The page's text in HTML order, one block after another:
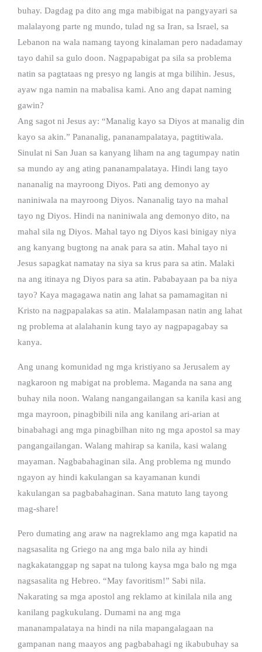
buhay. Dagdag pa dito ang mga mabibigat na pangyayari sa
malalayong parte ng mundo, tulad ng sa Iran, sa Israel, sa
Lebanon na wala namang tayong kinalaman pero nadadamay
tayo dahil sa gulo doon. Nagpapabigat pa sila sa problema
natin sa pagtataas ng presyo ng langis at mga bilihin. Jesus,
ayaw nga namin na mabalisa kami. Ano ang dapat naming
gawin?
Ang sagot ni Jesus ay: “Manalig kayo sa Diyos at manalig din
kayo sa akin.” Pananalig, pananampalataya, pagtitiwala.
Sinulat ni San Juan sa kanyang liham na ang tagumpay natin
sa mundo ay ang ating pananampalataya. Hindi lang tayo
nananalig na mayroong Diyos. Pati ang demonyo ay
naniniwala na mayroong Diyos. Nananalig tayo na mahal
tayo ng Diyos. Hindi na naniniwala ang demonyo dito, na
mahal sila ng Diyos. Mahal tayo ng Diyos kasi binigay niya
ang kanyang bugtong na anak para sa atin. Mahal tayo ni
Jesus sapagkat namatay na siya sa krus para sa atin. Malaki
na ang itinaya ng Diyos para sa atin. Pababayaan pa ba niya
tayo? Kaya magagawa natin ang lahat sa pamamagitan ni
Kristo na nagpapalakas sa atin. Malalampasan natin ang lahat
ng problema at alalahanin kung tayo ay nagpapagabay sa
kanya.
Ang unang komunidad ng mga kristiyano sa Jerusalem ay
nagkaroon ng mabigat na problema. Maganda na sana ang
buhay nila noon. Walang nangangailangan sa kanila kasi ang
mga mayroon, pinagbibili nila ang kanilang ari-arian at
binabahagi ang mga pinagbilhan nito ng mga apostol sa may
pangangailangan. Walang mahirap sa kanila, kasi walang
mayaman. Nagbabahaginan sila. Ang problema ng mundo
ngayon ay hindi kakulangan sa kayamanan kundi
kakulangan sa pagbabahaginan. Sana matuto lang tayong
mag-share!
Pero dumating ang araw na nagreklamo ang mga kapatid na
nagsasalita ng Griego na ang mga balo nila ay hindi
nagkakatanggap ng sapat na tulong kaysa mga balo ng mga
nagsasalita ng Hebreo. “May favoritism!” Sabi nila.
Nakarating sa mga apostol ang reklamo at kinilala nila ang
kanilang pagkukulang. Dumami na ang mga
mananampalataya na hindi na nila mapangalagaan na
gampanan nang maayos ang pagbabahagi ng ikabubuhay sa